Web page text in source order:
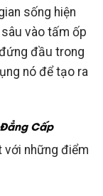
sống hiện
vào tấm ốp
đầu trong
nó để tạo ra
Cấp
với những điểm